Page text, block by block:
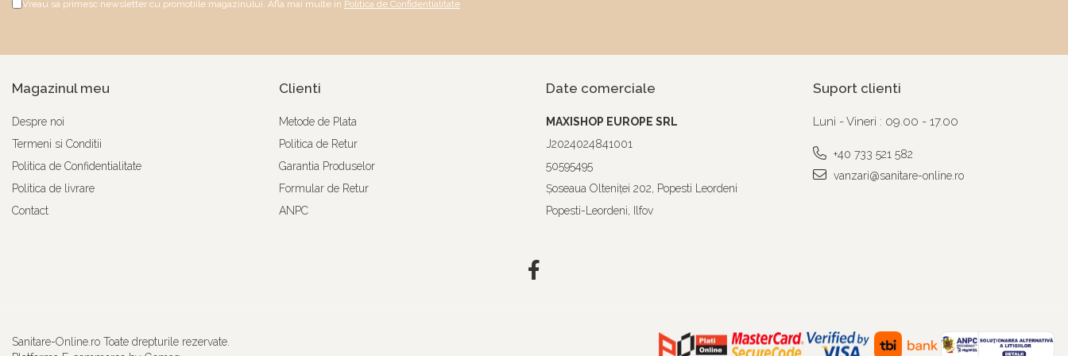
Vreau sa primesc newsletter cu promotiile magazinului. Afla mai multe in Politica de Confidentialitate
Magazinul meu
Despre noi
Termeni si Conditii
Politica de Confidentialitate
Politica de livrare
Contact
Clienti
Metode de Plata
Politica de Retur
Garantia Produselor
Formular de Retur
ANPC
Date comerciale
MAXISHOP EUROPE SRL
J2024024841001
50595495
Şoseaua Olteniţei 202, Popesti Leordeni
Popesti-Leordeni, Ilfov
Suport clienti
Luni - Vineri : 09.00 - 17.00
+40 733 521 582
vanzari@sanitare-online.ro
Sanitare-Online.ro Toate drepturile rezervate.